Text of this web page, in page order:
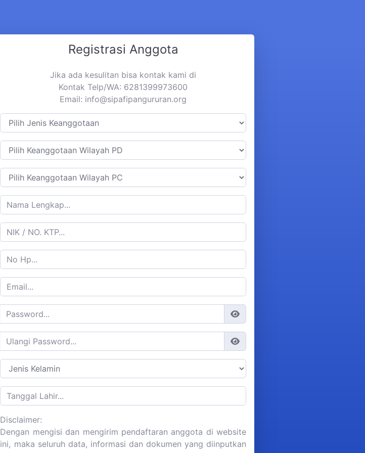
Registrasi Anggota
Jika ada kesulitan bisa kontak kami di
Kontak Telp/WA: 6281399973600
Email: info@sipafipangururan.org
Disclaimer:
Dengan mengisi dan mengirim pendaftaran anggota di website
ini, maka seluruh data, informasi dan dokumen yang diinputkan